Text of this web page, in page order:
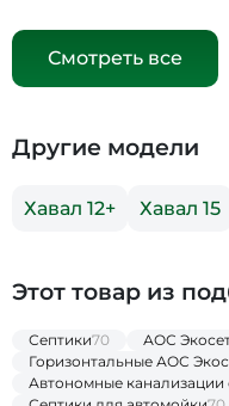
Смотреть все
Другие модели
Хавал 12+ Хавал 15
Этот товар из
Септики70 АОС
Горизонтальные АОС
Автономные